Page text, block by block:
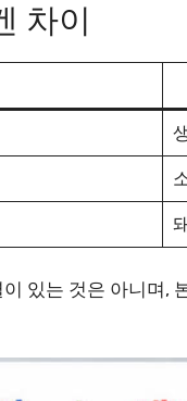
차이
있는 것은 아니며,